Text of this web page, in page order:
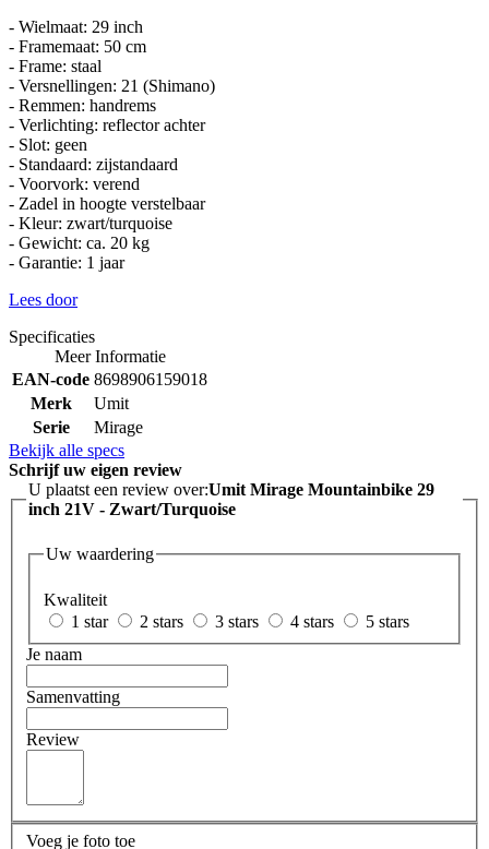
- Wielmaat: 29 inch
- Framemaat: 50 cm
- Frame: staal
- Versnellingen: 21 (Shimano)
- Remmen: handrems
- Verlichting: reflector achter
- Slot: geen
- Standaard: zijstandaard
- Voorvork: verend
- Zadel in hoogte verstelbaar
- Kleur: zwart/turquoise
- Gewicht: ca. 20 kg
- Garantie: 1 jaar
Lees door
Specificaties
Meer Informatie
EAN-code 8698906159018
Merk
Umit
Serie
Mirage
Bekijk alle specs
Schrijf uw eigen review
U plaatst een review over:Umit Mirage Mountainbike 29
inch 21V - Zwart/Turquoise
Uw waardering
Kwaliteit
1 star
2 stars 3 stars 4 stars
5 stars
Je naam
Samenvatting
Review
Voeg je foto toe